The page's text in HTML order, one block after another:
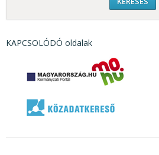
KAPCSOLÓDÓ oldalak